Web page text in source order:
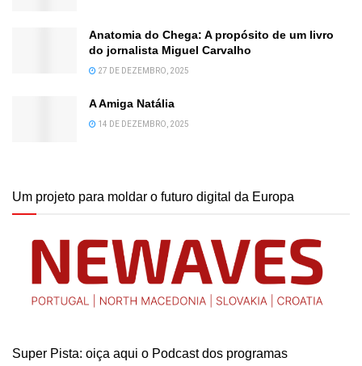
Anatomia do Chega: A propósito de um livro
do jornalista Miguel Carvalho
27 DE DEZEMBRO, 2025
A Amiga Natália
14 DE DEZEMBRO, 2025
Um projeto para moldar o futuro digital da Europa
Super Pista: oiça aqui o Podcast dos programas